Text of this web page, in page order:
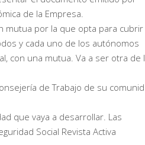
de la Empresa.
mutua por la que opta para cubrir
y cada uno de los autónomos
con una mutua. Va a ser otra de
de Trabajo de su
que vaya a desarrollar. Las
Social Revista Activa